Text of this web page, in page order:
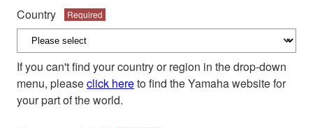
Country Required
If you can't find your country or region in the drop-down
menu, pleaseclick hereto find the Yamaha website for
your part of the world.